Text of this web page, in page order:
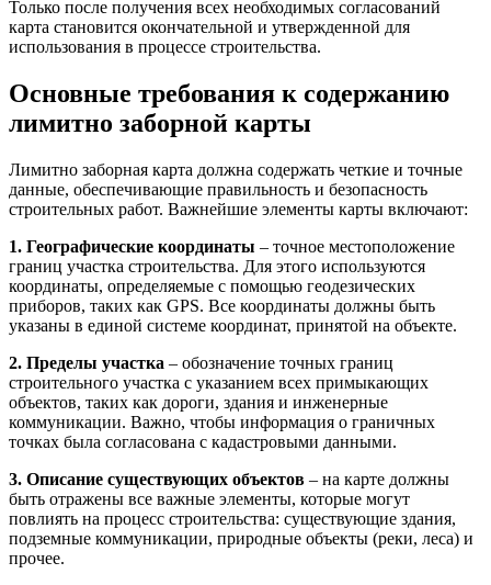
Только после получения всех необходимых согласований
карта становится окончательной и утвержденной для
использования в процессе строительства.
Основные требования к содержанию
лимитно заборной карты
Лимитно заборная карта должна содержать четкие и точные
данные, обеспечивающие правильность и безопасность
строительных работ. Важнейшие элементы карты включают:
1. Географические координаты – точное местоположение
границ участка строительства. Для этого используются
координаты, определяемые с помощью геодезических
приборов, таких как GPS. Все координаты должны быть
указаны в единой системе координат, принятой на объекте.
2. Пределы участка – обозначение точных границ
строительного участка с указанием всех примыкающих
объектов, таких как дороги, здания и инженерные
коммуникации. Важно, чтобы информация о граничных
точках была согласована с кадастровыми данными.
3. Описание существующих объектов – на карте должны
быть отражены все важные элементы, которые могут
повлиять на процесс строительства: существующие здания,
подземные коммуникации, природные объекты (реки, леса) и
прочее.